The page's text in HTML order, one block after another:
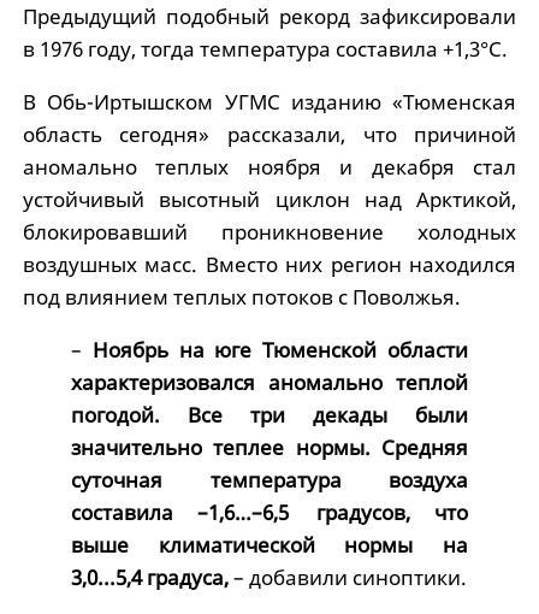
Предыдущий подобный рекорд зафиксировали
в 1976 году, тогда температура составила +1,3°C.
В Обь-Иртышском УГМС изданию «Тюменская
область сегодня» рассказали, что причиной
аномально теплых ноября и декабря стал
устойчивый высотный циклон над Арктикой,
блокировавший проникновение холодных
воздушных масс. Вместо них регион находился
под влиянием теплых потоков с Поволжья.
– Ноябрь на юге Тюменской области
характеризовался аномально теплой
погодой. Все три декады были
значительно теплее нормы. Средняя
суточная температура воздуха
составила –1,6…–6,5 градусов, что
выше климатической нормы на
3,0...5,4 градуса,– добавили синоптики.